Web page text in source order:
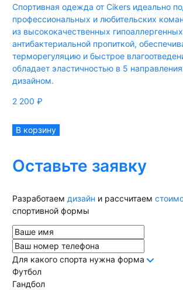
Спортивная одежда от Cikers идеально
профессиональных и любительских
из высококачественных
антибактериальной пропиткой,
терморегуляцию и быстрое
обладает эластичностью в 5
дизайном.
2 200 ₽
В корзину
Оставьте заявку
Разработаем дизайн и рассчитаем
спортивной формы
Для какого спорта нужна форма
Футбол
Гандбол